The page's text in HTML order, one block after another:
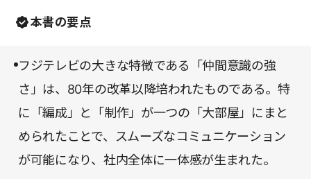
ジテレビというマンモスは今、牙に変わる新たな
本書の要点
フジテレビの大きな特徴である「仲間意識の強
さ」は、80年の改革以降培われたものである。特
に「編成」と「制作」が一つの「大部屋」にまと
められたことで、スムーズなコミュニケーション
が可能になり、社内全体に一体感が生まれた。